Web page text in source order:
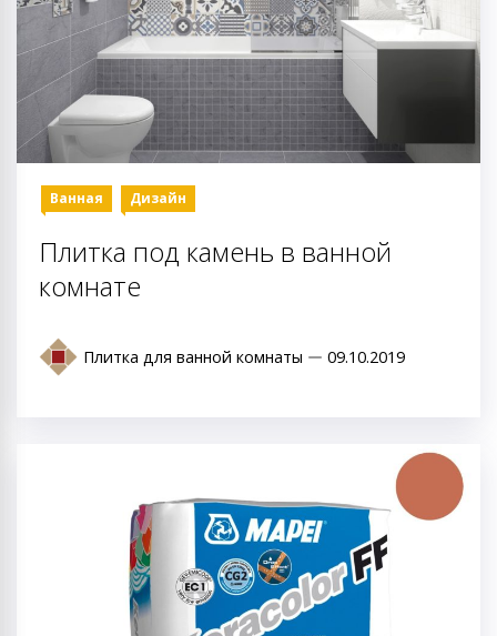
Ванная Дизайн
Плитка под камень в ванной
комнате
Плитка для ванной комнаты 09.10.2019